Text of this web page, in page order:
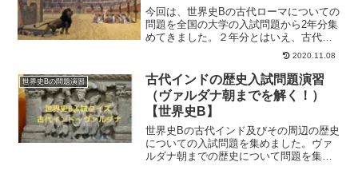
今回は、世界史Bの古代ローマについての
問題を全国の大学の入試問題から2年分集
めてきました。２年分とはいえ、古代ロ
ーマ史の範囲をほぼほぼ網羅できている
と思います。しかも今回は20問というか
なり多い問題数ですが、一部重複してい
るところもあり古代...
2020.11.08
世界史Bの問題演習
古代インドの歴史入試問題演習
（ヴァルダナ朝までを解く！）
【世界史B】
世界史Bの古代インド及びその周辺の歴史
についての入試問題を集めました。ヴァ
ルダナ朝までの歴史について問題を集め